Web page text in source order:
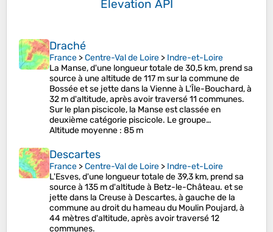
Elevation API
Draché
France >Centre-Val de Loire > Indre-et-Loire
La Manse, d'une longueur totale de 30,5 km, prend sa
source à une altitude de 117 m sur la commune de
Bossée et se jette dans la Vienne à L'Île-Bouchard, à
32 m d'altitude, après avoir traversé 11 communes.
Sur le plan piscicole, la Manse est classée en
deuxième catégorie piscicole. Le groupe…
Altitude moyenne : 85 m
Descartes
France >Centre-Val de Loire > Indre-et-Loire
L'Esves, d'une longueur totale de 39,3 km, prend sa
source à 135 m d'altitude à Betz-le-Château. et se
jette dans la Creuse à Descartes, à gauche de la
commune au droit du hameau du Moulin Poujard, à
44 mètres d'altitude, après avoir traversé 12
communes.